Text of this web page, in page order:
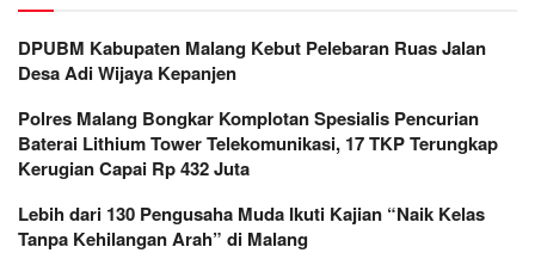
DPUBM Kabupaten Malang Kebut Pelebaran Ruas Jalan
Desa Adi Wijaya Kepanjen
Polres Malang Bongkar Komplotan Spesialis Pencurian
Baterai Lithium Tower Telekomunikasi, 17 TKP Terungkap
Kerugian Capai Rp 432 Juta
Lebih dari 130 Pengusaha Muda Ikuti Kajian “Naik Kelas
Tanpa Kehilangan Arah” di Malang